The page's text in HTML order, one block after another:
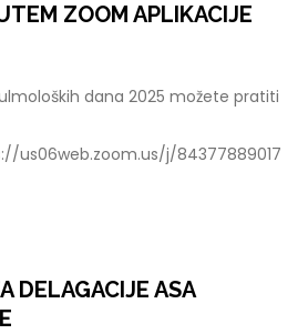
ZOOM APLIKACIJE
dana 2025 možete pratiti
us06web.zoom.us/j/84377889017
DELAGACIJE ASA